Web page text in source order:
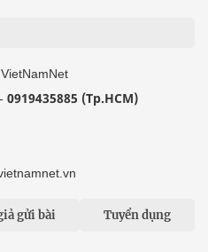
- 0919435885 (Tp.HCM)
gửi bài Tuyển dụng